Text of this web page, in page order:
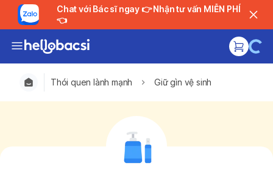
Chat với Bác sĩ ngay 👉 Nhận tư vấn MIỄN PHÍ
👈
Thói quen lành mạnh Giữ gìn vệ sinh